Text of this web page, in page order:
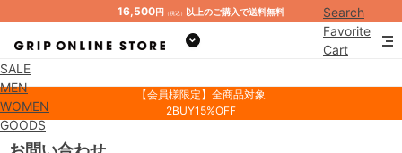
16,500円 （税込） 以上のご購入で送料無料
Search
Favorite
Cart
SALE
MEN
WOMEN
GOODS
【会員様限定】全商品対象
2BUY15%OFF